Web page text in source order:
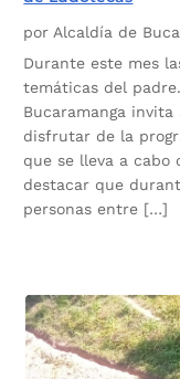
porAlcaldía de
Durante este mes
temáticas del
Bucaramanga
disfrutar de la
que se lleva a cabo
destacar que
personas entre […]